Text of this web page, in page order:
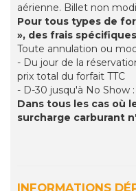
aérienne. Billet non
Pour tous types de
», des frais
Toute annulation ou
- Du jour de la
prix total du forfait TTC
- D-30 jusqu'à No Show
Dans tous les cas où
surcharge carburant
INFORMATIONS